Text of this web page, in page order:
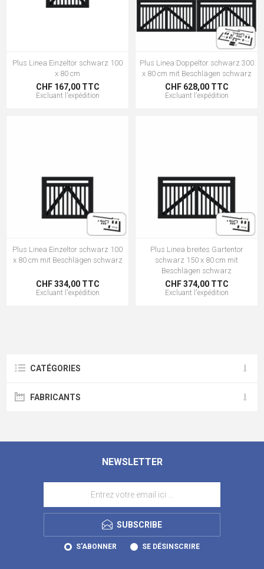
Plus Linea Einzeltor schwarz 100
x 80 cm
CHF 167,00 TTC
Excluant l'expédition
Plus Linea Doppeltor schwarz 300
x 80 cm mit Beschlägen schwarz
CHF 628,00 TTC
Excluant l'expédition
Plus Linea Einzeltor schwarz 100
x 80 cm mit Beschlägen schwarz
CHF 334,00 TTC
Excluant l'expédition
Plus Linea breites Gartentor
schwarz 150 x 80 cm mit
Beschlägen schwarz
CHF 374,00 TTC
Excluant l'expédition
CATÉGORIES
FABRICANTS
NEWSLETTER
SUBSCRIBE
S'ABONNER SE DÉSINSCRIRE